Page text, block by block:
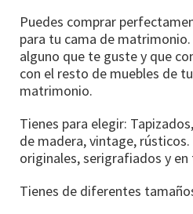
Puedes comprar
para tu cama de
alguno que te guste y que
con el resto de muebles de
matrimonio.
Tienes para elegir:
de madera, vintage,
originales, serigrafiados y
Tienes de diferentes